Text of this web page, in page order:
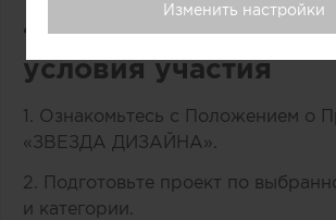
4. Порядок подачи
условия участия
1. Ознакомьтесь с Положением о
«ЗВЕЗДА ДИЗАЙНА».
2. Подготовьте проект по
и категории.
Изменить настройки